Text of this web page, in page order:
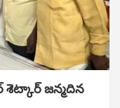
శెట్కార్ జన్మదిన